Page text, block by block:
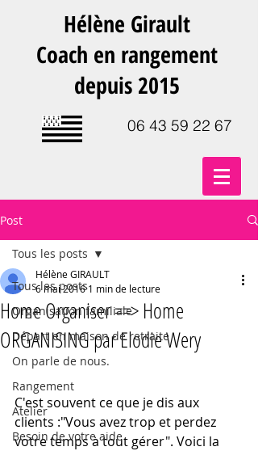
Hélène Girault
Coach en rangement
depuis 2015
06 43 59 22 67
Post
Tous les posts
Organisation familiale
Départ en maison de retraite
On parle de nous.
Rangement
Atelier
Besoin de votre aide
Tous les posts
Home Organiser ==> Home
ORGANISING par Elodie Wery
Hélène GIRAULT
6 mai 2016 1 min de lecture
C'est souvent ce que je dis aux
clients :"Vous avez trop et perdez
votre temps à tout gérer". Voici la